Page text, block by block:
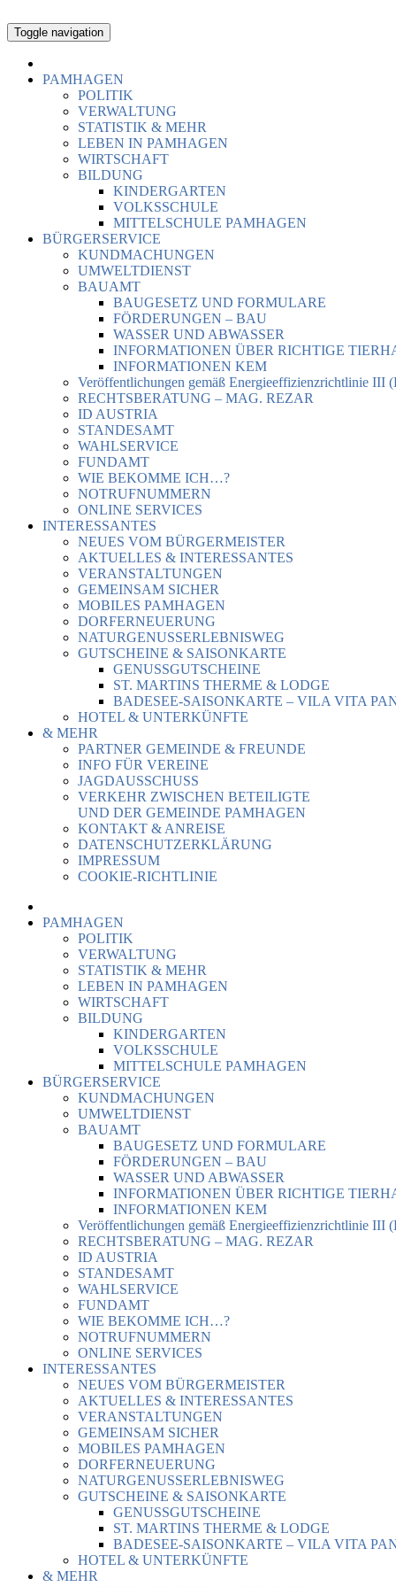
Toggle navigation
PAMHAGEN
POLITIK
VERWALTUNG
STATISTIK & MEHR
LEBEN IN PAMHAGEN
WIRTSCHAFT
BILDUNG
KINDERGARTEN
VOLKSSCHULE
MITTELSCHULE PAMHAGEN
BÜRGERSERVICE
KUNDMACHUNGEN
UMWELTDIENST
BAUAMT
BAUGESETZ UND FORMULARE
FÖRDERUNGEN – BAU
WASSER UND ABWASSER
INFORMATIONEN ÜBER RICHTIGE
INFORMATIONEN KEM
Veröffentlichungen gemäß Energieeffizienzrichtlinie III
RECHTSBERATUNG – MAG. REZAR
ID AUSTRIA
STANDESAMT
WAHLSERVICE
FUNDAMT
WIE BEKOMME ICH…?
NOTRUFNUMMERN
ONLINE SERVICES
INTERESSANTES
NEUES VOM BÜRGERMEISTER
AKTUELLES & INTERESSANTES
VERANSTALTUNGEN
GEMEINSAM SICHER
MOBILES PAMHAGEN
DORFERNEUERUNG
NATURGENUSSERLEBNISWEG
GUTSCHEINE & SAISONKARTE
GENUSSGUTSCHEINE
ST. MARTINS THERME & LODGE
BADESEE-SAISONKARTE – VILA VITA
HOTEL & UNTERKÜNFTE
& MEHR
PARTNER GEMEINDE & FREUNDE
INFO FÜR VEREINE
JAGDAUSSCHUSS
VERKEHR ZWISCHEN BETEILIGTE
UND DER GEMEINDE PAMHAGEN
KONTAKT & ANREISE
DATENSCHUTZERKLÄRUNG
IMPRESSUM
COOKIE-RICHTLINIE
PAMHAGEN
POLITIK
VERWALTUNG
STATISTIK & MEHR
LEBEN IN PAMHAGEN
WIRTSCHAFT
BILDUNG
KINDERGARTEN
VOLKSSCHULE
MITTELSCHULE PAMHAGEN
BÜRGERSERVICE
KUNDMACHUNGEN
UMWELTDIENST
BAUAMT
BAUGESETZ UND FORMULARE
FÖRDERUNGEN – BAU
WASSER UND ABWASSER
INFORMATIONEN ÜBER RICHTIGE
INFORMATIONEN KEM
Veröffentlichungen gemäß Energieeffizienzrichtlinie III
RECHTSBERATUNG – MAG. REZAR
ID AUSTRIA
STANDESAMT
WAHLSERVICE
FUNDAMT
WIE BEKOMME ICH…?
NOTRUFNUMMERN
ONLINE SERVICES
INTERESSANTES
NEUES VOM BÜRGERMEISTER
AKTUELLES & INTERESSANTES
VERANSTALTUNGEN
GEMEINSAM SICHER
MOBILES PAMHAGEN
DORFERNEUERUNG
NATURGENUSSERLEBNISWEG
GUTSCHEINE & SAISONKARTE
GENUSSGUTSCHEINE
ST. MARTINS THERME & LODGE
BADESEE-SAISONKARTE – VILA VITA
HOTEL & UNTERKÜNFTE
& MEHR